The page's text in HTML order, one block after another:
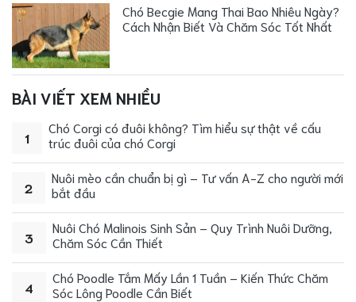
Chó Becgie Mang Thai Bao Nhiêu Ngày?
Cách Nhận Biết Và Chăm Sóc Tốt Nhất
BÀI VIẾT XEM NHIỀU
1
Chó Corgi có đuôi không? Tìm hiểu sự thật về cấu
trúc đuôi của chó Corgi
2
Nuôi mèo cần chuẩn bị gì – Tư vấn A-Z cho người mới
bắt đầu
3
Nuôi Chó Malinois Sinh Sản – Quy Trình Nuôi Dưỡng,
Chăm Sóc Cần Thiết
4
Chó Poodle Tắm Mấy Lần 1 Tuần – Kiến Thức Chăm
Sóc Lông Poodle Cần Biết